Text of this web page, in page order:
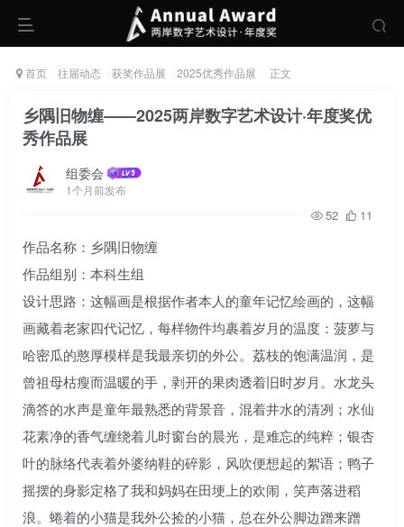
首页 往届动态 获奖作品展 2025优秀作品展 正文
乡隅旧物缠——2025两岸数字艺术设计·年度奖优
秀作品展
组委会
1个月前发布
52 11
作品名称：乡隅旧物缠
作品组别：本科生组
设计思路：这幅画是根据作者本人的童年记忆绘画的，这幅
画藏着老家四代记忆，每样物件均裹着岁月的温度：菠萝与
哈密瓜的憨厚模样是我最亲切的外公。荔枝的饱满温润，是
曾祖母枯瘦而温暖的手，剥开的果肉透着旧时岁月。水龙头
滴答的水声是童年最熟悉的背景音，混着井水的清冽；水仙
花素净的香气缠绕着儿时窗台的晨光，是难忘的纯粹；银杏
叶的脉络代表着外婆纳鞋的碎影，风吹便想起的絮语；鸭子
摇摆的身影定格了我和妈妈在田埂上的欢闹，笑声落进稻
浪。蜷着的小猫是我外公捡的小猫，总在外公脚边蹭来蹭